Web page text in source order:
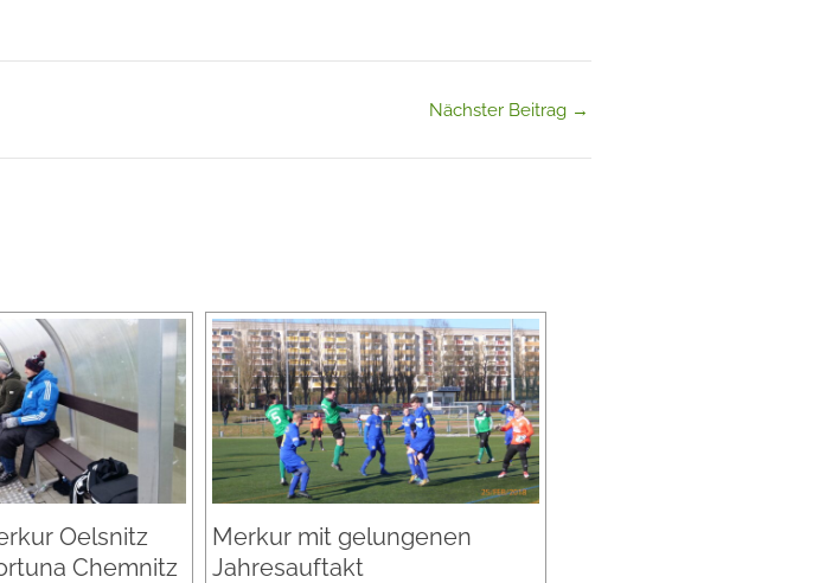
Nächster Beitrag →
Oelsnitz
Chemnitz
Merkur mit gelungenen
Jahresauftakt